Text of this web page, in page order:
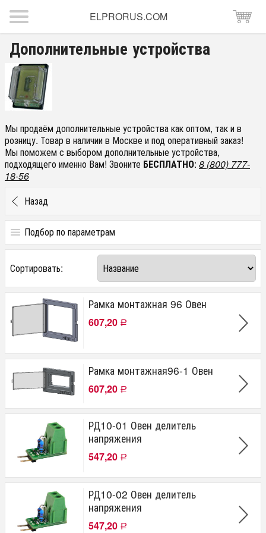
ELPRORUS.COM
Дополнительные устройства
Мы продаём дополнительные устройства как оптом, так и в
розницу. Товар в наличии в Москве и под оперативный заказ!
Мы поможем с выбором дополнительные устройства,
подходящего именно Вам! Звоните БЕСПЛАТНО: 8 (800) 777-
18-56
Назад
Подбор по параметрам
Цена
от до
Производитель
Сортировать:
Рамка монтажная 96 Овен
607,20 Р
Рамка монтажная96-1 Овен
607,20 Р
РД10-01 Овен делитель
напряжения
547,20 Р
РД10-02 Овен делитель
напряжения
547,20 Р